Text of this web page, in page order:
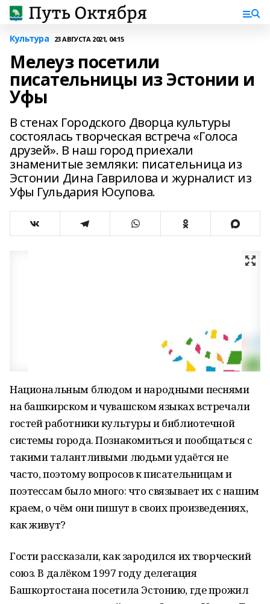
Культура 23 АВГУСТА 2021, 04:15
Мелеуз посетили
писательницы из Эстонии и
Уфы
В стенах Городского Дворца культуры
состоялась творческая встреча «Голоса
друзей». В наш город приехали
знаменитые земляки: писательница из
Эстонии Дина Гаврилова и журналист из
Уфы Гульдария Юсупова.
Национальным блюдом и народными песнями
на башкирском и чувашском языках встречали
гостей работники культуры и библиотечной
системы города. Познакомиться и пообщаться с
такими талантливыми людьми удаётся не
часто, поэтому вопросов к писательницам и
поэтессам было много: что связывает их с нашим
краем, о чём они пишут в своих произведениях,
как живут?
Гости рассказали, как зародился их творческий
союз. В далёком 1997 году делегация
Башкортостана посетила Эстонию, где прожил